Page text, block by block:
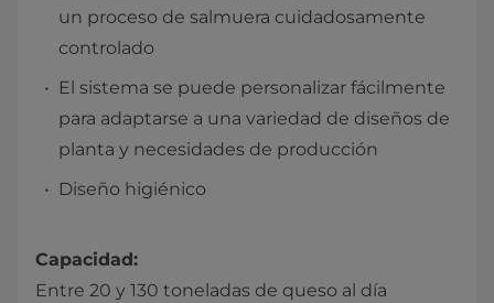
un proceso de salmuera cuidadosamente
controlado
El sistema se puede personalizar fácilmente
para adaptarse a una variedad de diseños de
planta y necesidades de producción
Diseño higiénico
Capacidad:
Entre 20 y 130 toneladas de queso al día